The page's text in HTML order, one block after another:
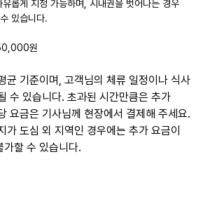
롭게 지정 가능하며, 시내권을 벗어나는 경우
있습니다.
원
균 기준이며, 고객님의 체류 일정이나 식사
수 있습니다. 초과된 시간만큼은 추가
요금은 기사님께 현장에서 결제해 주세요.
가 도심 외 지역인 경우에는 추가 요금이
할 수 있습니다.